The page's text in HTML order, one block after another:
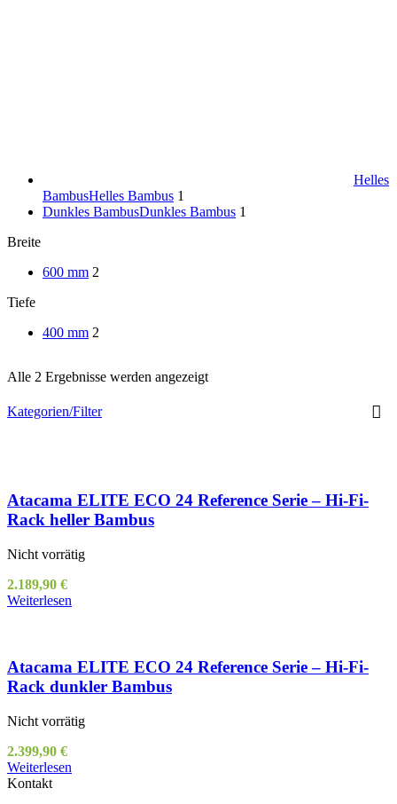
Helles
BambusHelles Bambus 1
Dunkles BambusDunkles Bambus 1
Breite
600 mm 2
Tiefe
400 mm 2
Alle 2 Ergebnisse werden angezeigt
Kategorien/Filter
Atacama ELITE ECO 24 Reference Serie – Hi-Fi-
Rack heller Bambus
Nicht vorrätig
2.189,90 €
Weiterlesen
Atacama ELITE ECO 24 Reference Serie – Hi-Fi-
Rack dunkler Bambus
Nicht vorrätig
2.399,90 €
Weiterlesen
Kontakt